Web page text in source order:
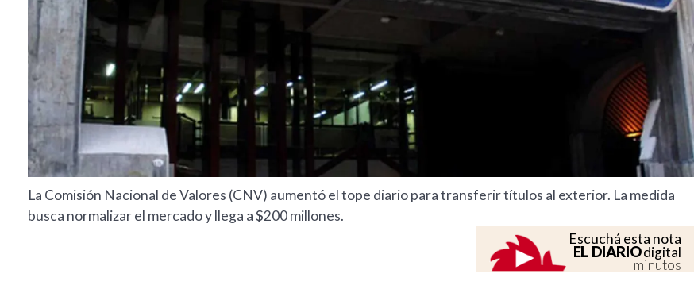
La Comisión Nacional de Valores (CNV) aumentó el tope diario para transferir títulos al exterior. La medida
busca normalizar el mercado y llega a $200 millones.
Escuchá esta nota
EL DIARIOdigital
minutos